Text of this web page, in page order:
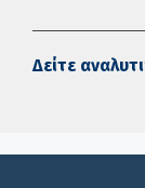
Δείτε